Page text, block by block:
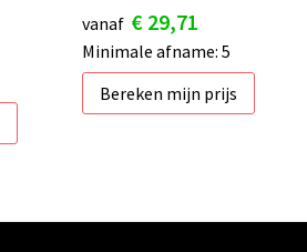
vanaf € 29,71
Minimale afname: 5
Bereken mijn prijs